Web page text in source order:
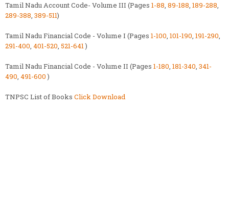
Tamil Nadu Account Code- Volume III (Pages 1-88, 89-188, 189-288,
289-388, 389-511)
Tamil Nadu Financial Code - Volume I (Pages 1-100, 101-190, 191-290,
291-400, 401-520, 521-641)
Tamil Nadu Financial Code - Volume II (Pages 1-180, 181-340, 341-
490, 491-600)
TNPSC List of Books Click Download